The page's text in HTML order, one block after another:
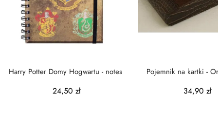
Harry Potter Domy Hogwartu - notes
24,50 zł
Pojemnik na kartki -
34,90 zł